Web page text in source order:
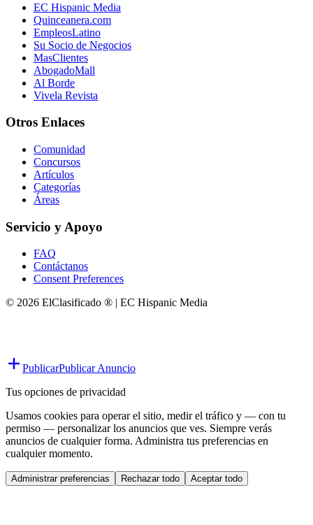
EC Hispanic Media
Quinceanera.com
EmpleosLatino
Su Socio de Negocios
MasClientes
AbogadoMall
Al Borde
Vivela Revista
Otros Enlaces
Comunidad
Concursos
Artículos
Categorías
Áreas
Servicio y Apoyo
FAQ
Contáctanos
Consent Preferences
© 2026 ElClasificado ® | EC Hispanic Media
PublicarPublicar Anuncio
Tus opciones de privacidad
Usamos cookies para operar el sitio, medir el tráfico y — con tu
permiso — personalizar los anuncios que ves. Siempre verás
anuncios de cualquier forma. Administra tus preferencias en
cualquier momento.
Administrar preferencias Rechazar todo Aceptar todo